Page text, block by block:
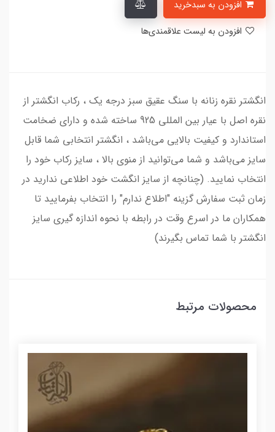
انگشتر نقره زنانه با سنگ عقیق سبز درجه یک ، رکاب انگشتر از
نقره اصل با عیار بین المللی 925 ساخته شده و دارای ضخامت
استاندارد و کیفیت بالایی می‌باشد ، انگشتر انتخابی شما قابل
سایز می‌باشد و شما می‌توانید از منوی بالا ، سایز رکاب خود را
انتخاب نمایید. (چنانچه از سایز انگشت خود اطلاعی ندارید در
زمان ثبت سفارش گزینه "اطلاع ندارم" را انتخاب بفرمایید تا
همکاران ما در اسرع وقت در رابطه با نحوه اندازه گیری سایز
انگشتر با شما تماس بگیرند)
محصولات مرتبط